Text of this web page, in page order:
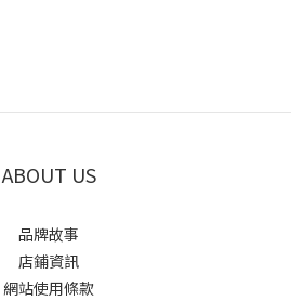
ABOUT US
品牌故事
店鋪資訊
網站使用條款